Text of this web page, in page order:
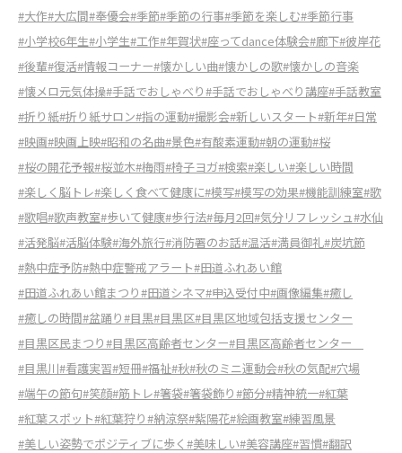
#大作#大広間#奉優会#季節#季節の行事#季節を楽しむ#季節行事
#小学校6年生#小学生#工作#年賀状#座ってdance体験会#廊下#彼岸花
#後輩#復活#情報コーナー#懐かしい曲#懐かしの歌#懐かしの音楽
#懐メロ元気体操#手話でおしゃべり#手話でおしゃべり講座#手話教室
#折り紙#折り紙サロン#指の運動#撮影会#新しいスタート#新年#日常
#映画#映画上映#昭和の名曲#景色#有酸素運動#朝の運動#桜
#桜の開花予報#桜並木#梅雨#椅子ヨガ#検索#楽しい#楽しい時間
#楽しく脳トレ#楽しく食べて健康に#模写#模写の効果#機能訓練室#歌
#歌唱#歌声教室#歩いて健康#歩行法#毎月2回#気分リフレッシュ#水仙
#活発脳#活脳体験#海外旅行#消防署のお話#温活#満員御礼#炭坑節
#熱中症予防#熱中症警戒アラート#田道ふれあい館
#田道ふれあい館まつり#田道シネマ#申込受付中#画像編集#癒し
#癒しの時間#盆踊り#目黒#目黒区#目黒区地域包括支援センター
#目黒区民まつり#目黒区高齢者センター#目黒区高齢者センター
#目黒川#看護実習#短冊#福祉#秋#秋のミニ運動会#秋の気配#穴場
#端午の節句#笑顔#筋トレ#箸袋#箸袋飾り#節分#精神統一#紅葉
#紅葉スポット#紅葉狩り#納涼祭#紫陽花#絵画教室#練習風景
#美しい姿勢でポジティブに歩く #美味しい#美容講座#習慣#翻訳